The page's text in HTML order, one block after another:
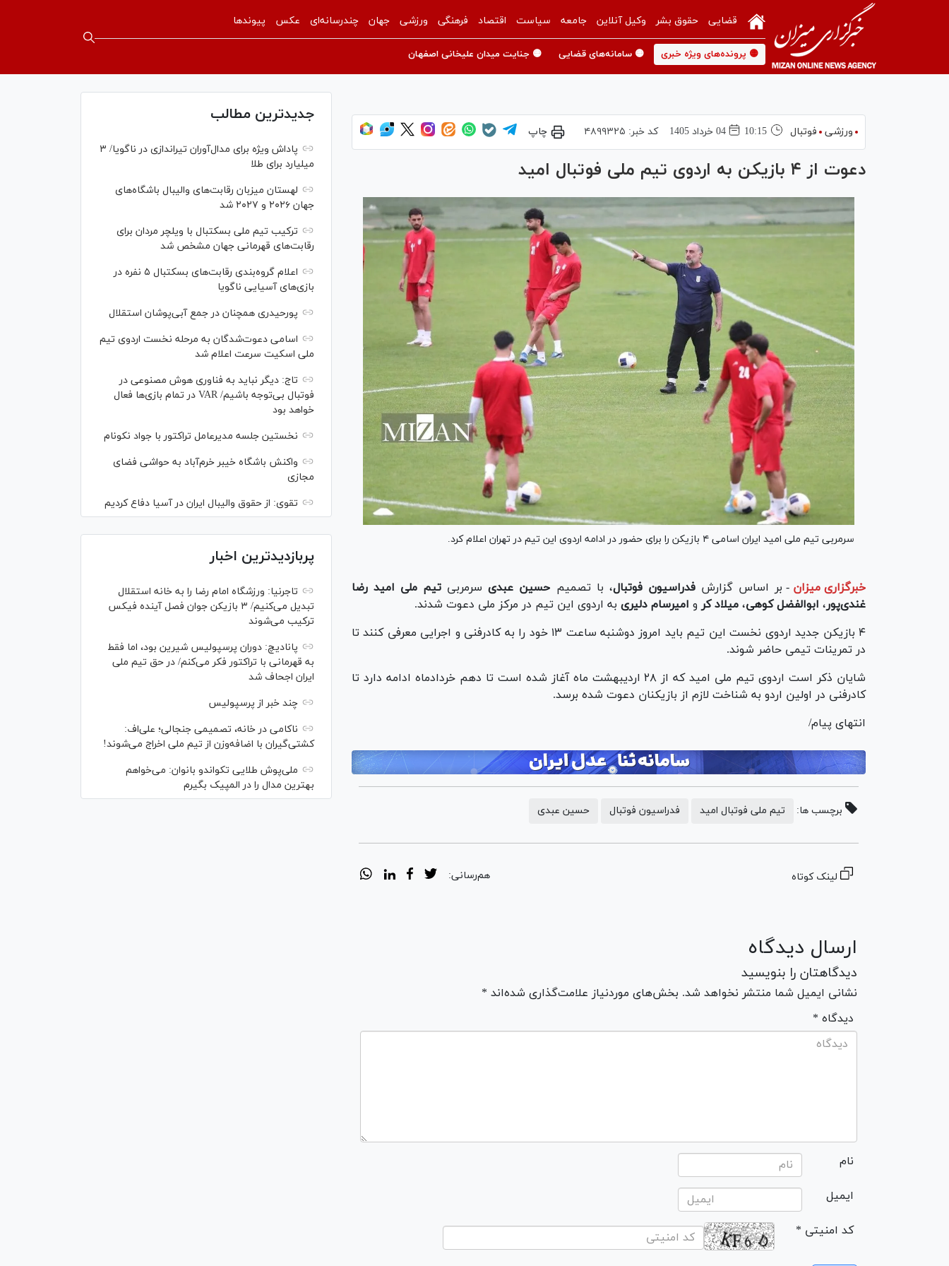
قضایی حقوق بشر وکیل آنلاین جامعه سیاست اقتصاد فرهنگی ورزشی جهان چندرسانه‌ای عکس پیوندها
🟡 پرونده‌های ویژه خبری 🟡 سامانه‌های قضایی 🟡 جنایت میدان علیخانی اصفهان
ورزشی فوتبال 10:15 04 خرداد 1405 کد خبر: ۴۸۹۹۳۲۵ چاپ
دعوت از ۴ بازیکن به اردوی تیم ملی فوتبال امید
سرمربی تیم ملی امید ایران اسامی ۴ بازیکن را برای حضور در ادامه اردوی این تیم در تهران اعلام کرد.
خبرگزاری میزان - بر اساس گزارشفدراسیون فوتبال، با تصمیم حسین عبدیسرمربی تیم ملی امید رضا
غندی‌پور، ابوالفضل کوهی، میلاد کر و امیرسام دلیری به اردوی این تیم در مرکز ملی دعوت شدند.
۴ بازیکن جدید اردوی نخست این تیم باید امروز دوشنبه ساعت ۱۳ خود را به کادرفنی و اجرایی معرفی کنند تا
در تمرینات تیمی حاضر شوند.
شایان ذکر است اردوی تیم ملی امید که از ۲۸ اردیبهشت ماه آغاز شده است تا دهم خردادماه ادامه دارد تا
کادرفنی در اولین اردو به شناخت لازم از بازیکنان دعوت شده برسد.
انتهای پیام/
برچسب ها: تیم ملی فوتبال امید فدراسیون فوتبال حسین عبدی
لینک کوتاه هم‌رسانی:
ارسال دیدگاه
دیدگاهتان را بنویسید
نشانی ایمیل شما منتشر نخواهد شد. بخش‌های موردنیاز علامت‌گذاری شده‌اند *
* دیدگاه
نام
ایمیل
* کد امنیتی
جدیدترین مطالب
پاداش ویژه برای مدال‌آوران تیراندازی در ناگویا/ ۳
میلیارد برای طلا
لهستان میزبان رقابت‌های والیبال باشگاه‌های
جهان ۲۰۲۶ و ۲۰۲۷ شد
ترکیب تیم ملی بسکتبال با ویلچر مردان برای
رقابت‌های قهرمانی جهان مشخص شد
اعلام گروه‌بندی رقابت‌های بسکتبال ۵ نفره در
بازی‌های آسیایی ناگویا
پورحیدری همچنان در جمع آبی‌پوشان استقلال
اسامی دعوت‌شدگان به مرحله نخست اردوی تیم
ملی اسکیت سرعت اعلام شد
تاج: دیگر نباید به فناوری هوش مصنوعی در
فوتبال بی‌توجه باشیم/ VAR در تمام بازی‌ها فعال
خواهد بود
نخستین جلسه مدیرعامل تراکتور با جواد نکونام
واکنش باشگاه خیبر خرم‌آباد به حواشی فضای
مجازی
تقوی: از حقوق والیبال ایران در آسیا دفاع کردیم
پربازدیدترین اخبار
تاجرنیا: ورزشگاه امام رضا را به خانه استقلال
تبدیل می‌کنیم/ ۳ بازیکن جوان فصل آینده فیکس
ترکیب می‌شوند
پانادیچ: دوران پرسپولیس شیرین بود، اما فقط
به قهرمانی با تراکتور فکر می‌کنم/ در حق تیم ملی
ایران اجحاف شد
چند خبر از پرسپولیس
ناکامی در خانه، تصمیمی جنجالی؛ علی‌اف:
کشتی‌گیران با اضافه‌وزن از تیم ملی اخراج می‌شوند!
ملی‌پوش‌ طلایی تکواندو بانوان: می‌خواهم
بهترین مدال را در المپیک بگیرم